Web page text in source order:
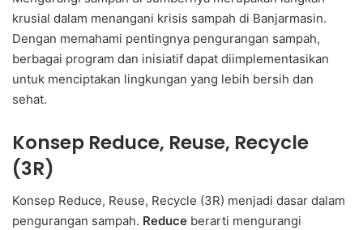
krusial dalam menangani krisis sampah di Banjarmasin.
Dengan memahami pentingnya pengurangan sampah,
berbagai program dan inisiatif dapat diimplementasikan
untuk menciptakan lingkungan yang lebih bersih dan
sehat.
Konsep Reduce, Reuse, Recycle
(3R)
Konsep Reduce, Reuse, Recycle (3R) menjadi dasar dalam
pengurangan sampah. Reduce berarti mengurangi